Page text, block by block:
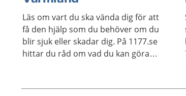
Läs om vart du ska vända dig för att
få den hjälp som du behöver om du
blir sjuk eller skadar dig. På 1177.se
hittar du råd om vad du kan göra
kontaktuppgifter och öppettider.